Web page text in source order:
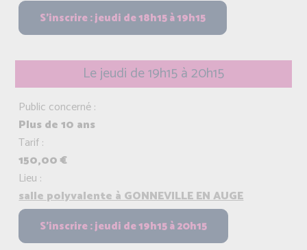
Le jeudi de 19h15 à 20h15
Public concerné :
Plus de 10 ans
Tarif :
150,00 €
Lieu :
salle polyvalente à GONNEVILLE EN AUGE